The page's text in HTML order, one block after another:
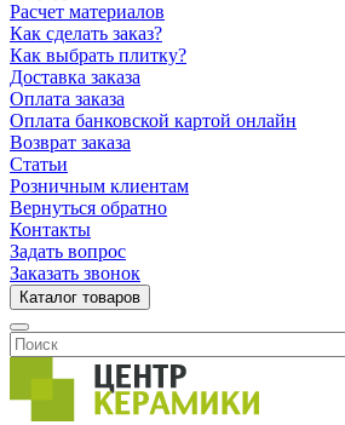
Расчет материалов
Как сделать заказ?
Как выбрать плитку?
Доставка заказа
Оплата заказа
Оплата банковской картой онлайн
Возврат заказа
Статьи
Розничным клиентам
Вернуться обратно
Контакты
Задать вопрос
Заказать звонок
Каталог товаров